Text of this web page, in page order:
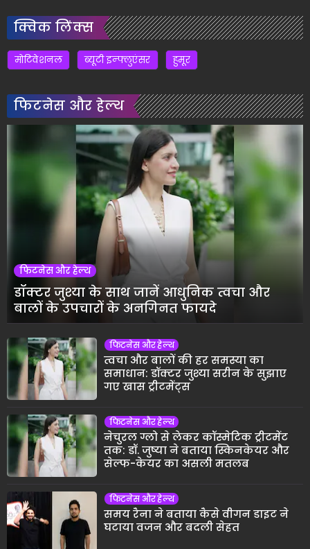
क्विक लिंक्स
मोटिवेशनल ब्यूटी इन्फ्लुएंसर हुमूर
फिटनेस और हेल्थ
फिटनेस और हेल्थ
डॉक्टर जुश्या के साथ जानें आधुनिक त्वचा और
बालों के उपचारों के अनगिनत फायदे
फिटनेस और हेल्थ
त्वचा और बालों की हर समस्या का
समाधान: डॉक्टर जुश्या सरीन के सुझाए
गए खास ट्रीटमेंट्स
फिटनेस और हेल्थ
नेचुरल ग्लो से लेकर कॉस्मेटिक ट्रीटमेंट
तक: डॉ. जुष्या ने बताया स्किनकेयर और
सेल्फ-केयर का असली मतलब
फिटनेस और हेल्थ
समय रैना ने बताया कैसे वीगन डाइट ने
घटाया वजन और बदली सेहत